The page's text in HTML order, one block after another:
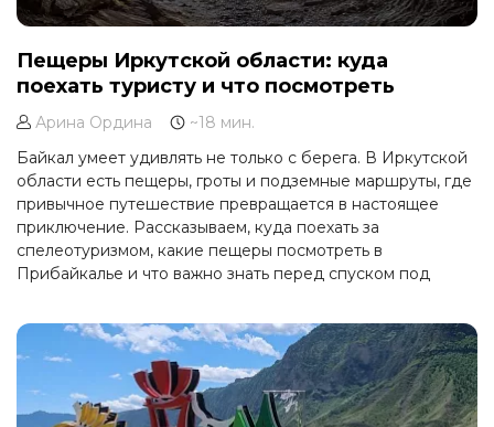
Пещеры Иркутской области: куда
поехать туристу и что посмотреть
Арина Ордина
~18 мин.
Байкал умеет удивлять не только с берега. В Иркутской
области есть пещеры, гроты и подземные маршруты, где
привычное путешествие превращается в настоящее
приключение. Рассказываем, куда поехать за
спелеотуризмом, какие пещеры посмотреть в
Прибайкалье и что важно знать перед спуском под